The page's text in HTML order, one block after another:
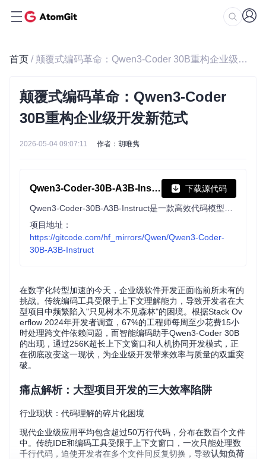
首页 / 颠覆式编码革命：Qwen3-Coder 30B重构企业级开发新范式
颠覆式编码革命：Qwen3-Coder
30B重构企业级开发新范式
2026-05-04 09:07:11 作者：胡唯隽
Qwen3-Coder-30B-A3B-Instruct 下载源代码
项目地址：
https://gitcode.com/hf_mirrors/Qwen/Qwen3-Coder-
30B-A3B-Instruct
在数字化转型加速的今天，企业级软件开发正面临前所未有的
挑战。传统编码工具受限于上下文理解能力，导致开发者在大
型项目中频繁陷入"只见树木不见森林"的困境。根据Stack Ov
erflow 2024年开发者调查，67%的工程师每周至少花费15小
时处理跨文件依赖问题，而智能编码助手Qwen3-Coder 30B
的出现，通过256K超长上下文窗口和人机协同开发模式，正
在彻底改变这一现状，为企业级开发带来效率与质量的双重突
破。
痛点解析：大型项目开发的三大效率陷阱
行业现状：代码理解的碎片化困境
现代企业级应用平均包含超过50万行代码，分布在数百个文件
中。传统IDE和编码工具受限于上下文窗口，一次只能处理数
千行代码，迫使开发者在多个文件间反复切换，导致认知负荷